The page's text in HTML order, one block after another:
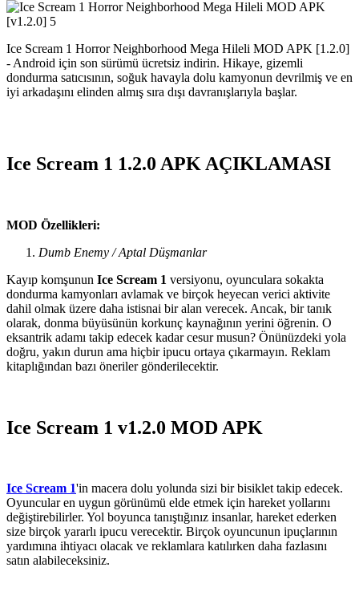
Ice Scream 1 Horror Neighborhood Mega Hileli MOD APK [1.2.0]
- Android için son sürümü ücretsiz indirin. Hikaye, gizemli
dondurma satıcısının, soğuk havayla dolu kamyonun devrilmiş ve en
iyi arkadaşını elinden almış sıra dışı davranışlarıyla başlar.
Ice Scream 1 1.2.0 APK AÇIKLAMASI
MOD Özellikleri:
Dumb Enemy / Aptal Düşmanlar
Kayıp komşunun Ice Scream 1 versiyonu, oyunculara sokakta
dondurma kamyonları avlamak ve birçok heyecan verici aktivite
dahil olmak üzere daha istisnai bir alan verecek. Ancak, bir tanık
olarak, donma büyüsünün korkunç kaynağının yerini öğrenin. O
eksantrik adamı takip edecek kadar cesur musun? Önünüzdeki yola
doğru, yakın durun ama hiçbir ipucu ortaya çıkarmayın. Reklam
kitaplığından bazı öneriler gönderilecektir.
Ice Scream 1 v1.2.0 MOD APK
Ice Scream 1'in macera dolu yolunda sizi bir bisiklet takip edecek.
Oyuncular en uygun görünümü elde etmek için hareket yollarını
değiştirebilirler. Yol boyunca tanıştığınız insanlar, hareket ederken
size birçok yararlı ipucu verecektir. Birçok oyuncunun ipuçlarının
yardımına ihtiyacı olacak ve reklamlara katılırken daha fazlasını
satın alabileceksiniz.